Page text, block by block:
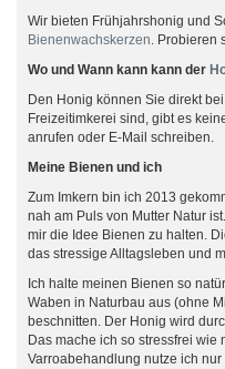
Wir bieten Frühjahrshonig und
Bienenwachskerzen. Probieren
Wo und Wann kann kann der
Den Honig können Sie direkt
Freizeitimkerei sind, gibt es
anrufen oder E-Mail schreiben.
Meine Bienen und ich
Zum Imkern bin ich 2013
nah am Puls von Mutter Natur
mir die Idee Bienen zu halten.
das stressige Alltagsleben und
Ich halte meinen Bienen so
Waben in Naturbau aus (ohne
beschnitten. Der Honig wird
Das mache ich so stressfrei wie
Varroabehandlung nutze ich